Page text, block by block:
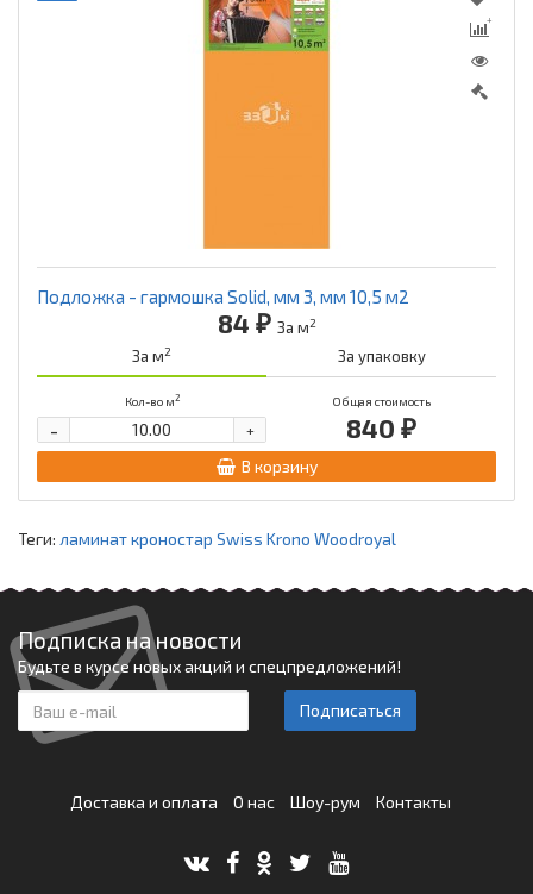
Подложка - гармошка Solid, мм 3, мм 10,5 м2
84 ₽ За м2
За м2 За упаковку
Кол-во м2 Общая стоимость
840 ₽
+
-
В корзину
Теги: ламинат кроностар Swiss Krono Woodroyal
Подписка на новости
Будьте в курсе новых акций и спецпредложений!
Подписаться
Доставка и оплата О нас Шоу-рум Контакты